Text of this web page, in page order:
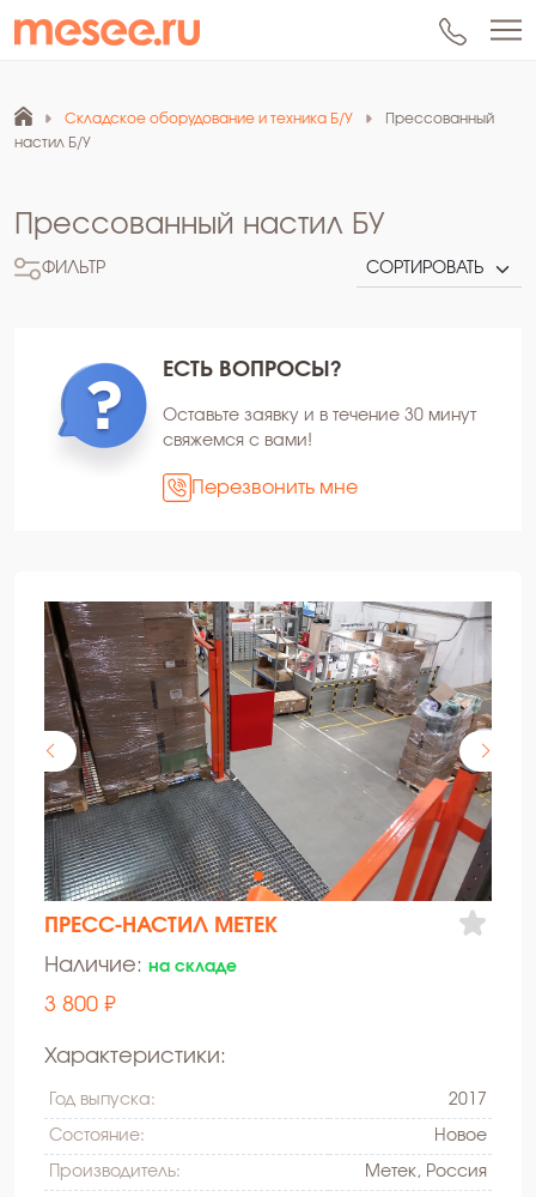
Складское оборудование и техника Б/У
Прессованный
настил Б/У
Прессованный настил БУ
ФИЛЬТР
ЕСТЬ ВОПРОСЫ?
Оставьте заявку и в течение 30 минут
свяжемся с вами!
Перезвонить мне
ПРЕСС-НАСТИЛ МЕТЕК
Наличие: на складе
3 800 ₽
Характеристики:
Год выпуска: 2017
Состояние: Hовое
Производитель: Метек, Россия